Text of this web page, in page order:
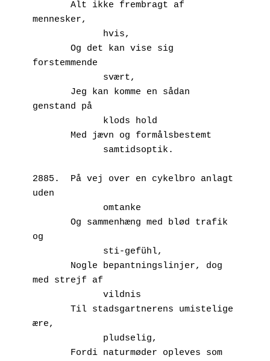
mennesker,
             hvis,
forstemmende
             svært,
genstand på
             klods hold
       Med jævn og formålsbestemt
             samtidsoptik.
2885.  På vej over en cykelbro anlagt
uden
             omtanke
og
             sti-gefühl,
med strejf af
             vildnis
ære,
             pludselig,